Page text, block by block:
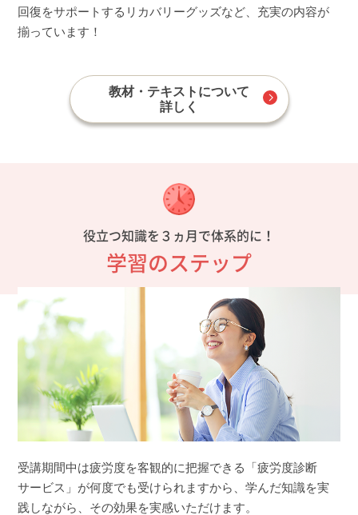
回復をサポートするリカバリーグッズなど、充実の内容が
揃っています！
教材・テキストについて
詳しく
役立つ知識を３ヵ月で体系的に！
学習のステップ
受講期間中は疲労度を客観的に把握できる「疲労度診断
サービス」が何度でも受けられますから、学んだ知識を実
践しながら、その効果を実感いただけます。